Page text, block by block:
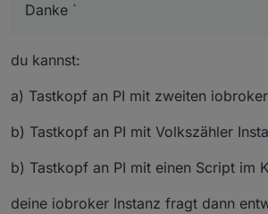
Danke `
du kannst:
a) Tastkopf an PI mit zweiten
b) Tastkopf an PI mit Volkszähler
b) Tastkopf an PI mit einen Script im
deine iobroker Instanz fragt dann